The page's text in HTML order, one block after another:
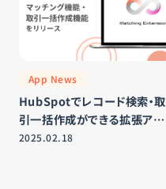
App News
HubSpotでレコード検索・取
引一括作成ができる拡張アプ
リ「Matching Extension」が
2025.02.18